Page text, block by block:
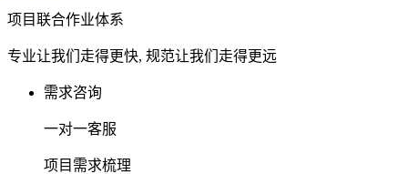
项目联合作业体系
专业让我们走得更快, 规范让我们走得更远
需求咨询
一对一客服
项目需求梳理